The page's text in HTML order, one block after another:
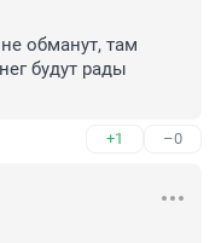
обманут, там
будут рады
+1 –0